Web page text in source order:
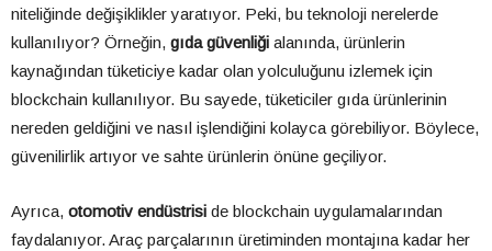
niteliğinde değişiklikler yaratıyor. Peki, bu teknoloji nerelerde
kullanılıyor? Örneğin, gıda güvenliği alanında, ürünlerin
kaynağından tüketiciye kadar olan yolculuğunu izlemek için
blockchain kullanılıyor. Bu sayede, tüketiciler gıda ürünlerinin
nereden geldiğini ve nasıl işlendiğini kolayca görebiliyor. Böylece,
güvenilirlik artıyor ve sahte ürünlerin önüne geçiliyor.
Ayrıca, otomotiv endüstrisi de blockchain uygulamalarından
faydalanıyor. Araç parçalarının üretiminden montajına kadar her